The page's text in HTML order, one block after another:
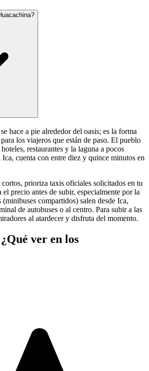
hace a pie alrededor del oasis; es la forma
los viajeros que están de paso. El pueblo
restaurantes y la laguna a pocos
cuenta con entre diez y quince minutos en
cortos, prioriza taxis oficiales solicitados en tu
precio antes de subir, especialmente por la
compartidos) salen desde Ica,
de autobuses o al centro. Para subir a las
al atardecer y disfruta del momento.
ver en los